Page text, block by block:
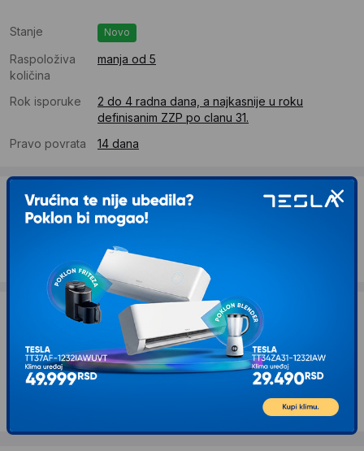
Stanje Novo
Raspoloživa
količina
manja od 5
Rok isporuke
2 do 4 radna dana, a najkasnije u roku
definisanim ZZP po clanu 31.
Pravo povrata
14 dana
Dostava
Standardna dostava se očekuje u roku od 2 do 4 radna
Troskovi dostave 490 RSD
Želite li ponudu za firmu?
Kontaktirajte nas
Opis proizvoda GOPRO Akciona kamera MAX